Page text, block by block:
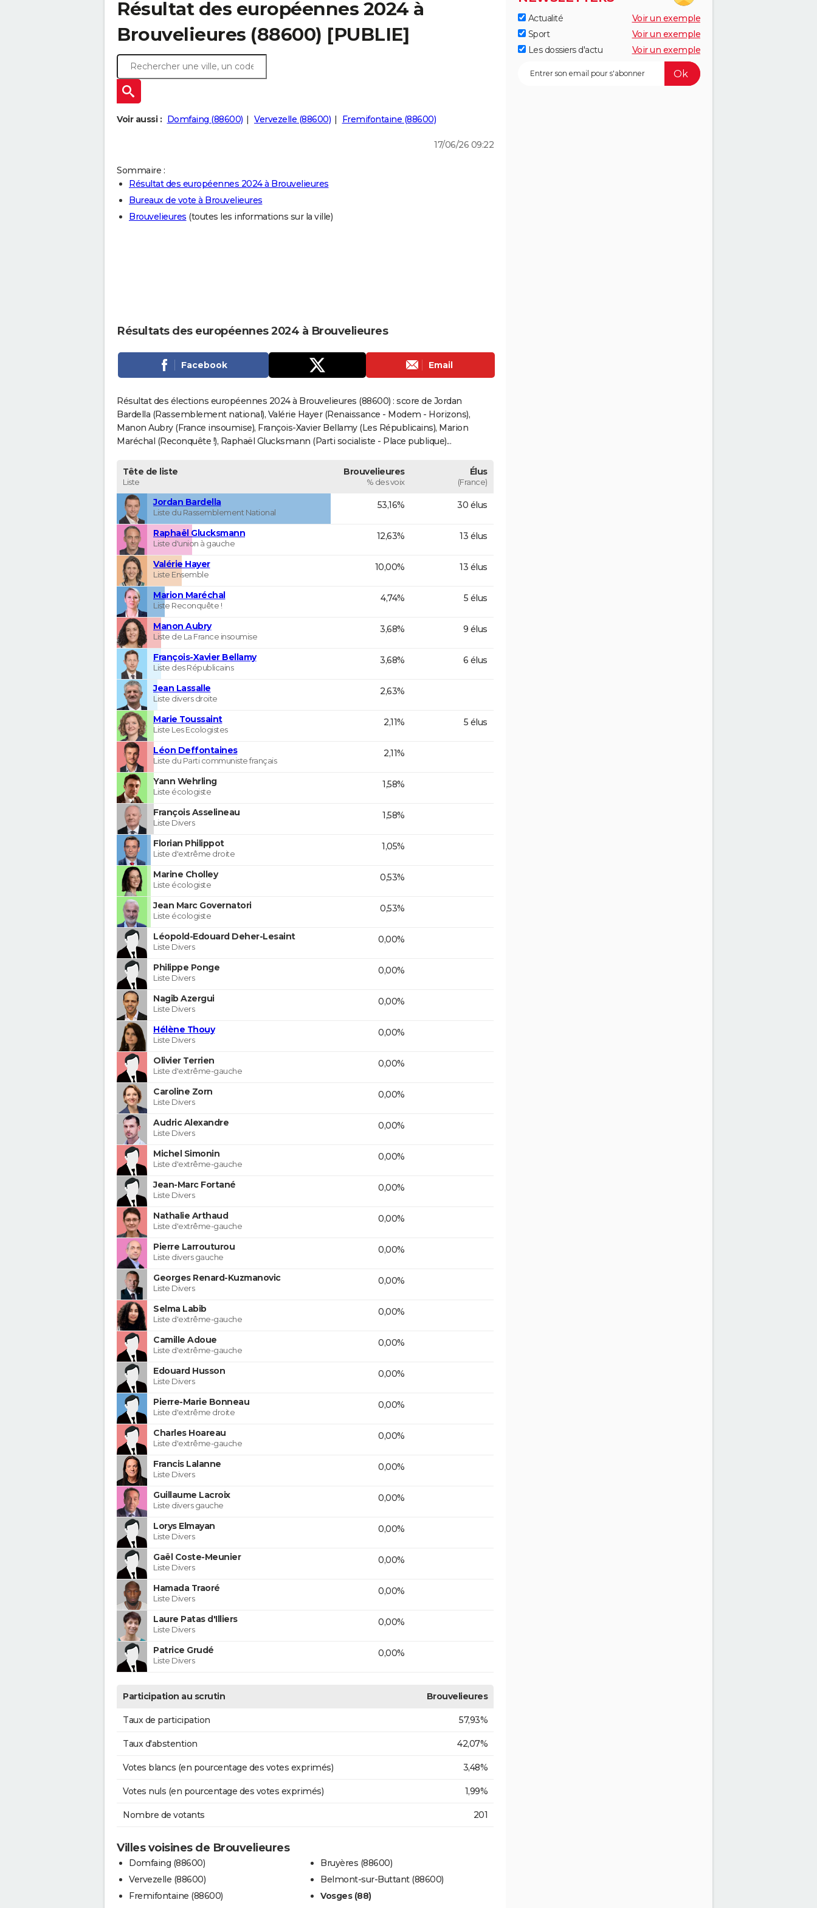
Résultat des européennes 2024 à
Brouvelieures (88600) [PUBLIE]
Voir aussi : Domfaing (88600) Vervezelle (88600) Fremifontaine (88600)
17/06/26 09:22
Sommaire :
Résultat des européennes 2024 à Brouvelieures
Bureaux de vote à Brouvelieures
Brouvelieures (toutes les informations sur la ville)
Résultats des européennes 2024 à Brouvelieures
Facebook Email
Résultat des élections européennes 2024 à Brouvelieures (88600) : score de Jordan
Bardella (Rassemblement national), Valérie Hayer (Renaissance - Modem - Horizons),
Manon Aubry (France insoumise), François-Xavier Bellamy (Les Républicains), Marion
Maréchal (Reconquête !), Raphaël Glucksmann (Parti socialiste - Place publique)...
Tête de liste
Liste
Brouvelieures
% des voix
Élus
(France)
Jordan Bardella
Liste du Rassemblement National
53,16% 30 élus
Raphaël Glucksmann
Liste d'union à gauche
12,63% 13 élus
Valérie Hayer
Liste Ensemble
10,00% 13 élus
Marion Maréchal
Liste Reconquête !
4,74% 5 élus
Manon Aubry
Liste de La France insoumise
3,68% 9 élus
François-Xavier Bellamy
Liste des Républicains
3,68% 6 élus
Jean Lassalle
Liste divers droite
2,63%
Marie Toussaint
Liste Les Ecologistes
2,11% 5 élus
Léon Deffontaines
Liste du Parti communiste français
2,11%
Yann Wehrling
Liste écologiste
1,58%
François Asselineau
Liste Divers
1,58%
Florian Philippot
Liste d'extrême droite
1,05%
Marine Cholley
Liste écologiste
0,53%
Jean Marc Governatori
Liste écologiste
0,53%
Léopold-Edouard Deher-Lesaint
Liste Divers
0,00%
Philippe Ponge
Liste Divers
0,00%
Nagib Azergui
Liste Divers
0,00%
Hélène Thouy
Liste Divers
0,00%
Olivier Terrien
Liste d'extrême-gauche
0,00%
Caroline Zorn
Liste Divers
0,00%
Audric Alexandre
Liste Divers
0,00%
Michel Simonin
Liste d'extrême-gauche
0,00%
Jean-Marc Fortané
Liste Divers
0,00%
Nathalie Arthaud
Liste d'extrême-gauche
0,00%
Pierre Larrouturou
Liste divers gauche
0,00%
Georges Renard-Kuzmanovic
Liste Divers
0,00%
Selma Labib
Liste d'extrême-gauche
0,00%
Camille Adoue
Liste d'extrême-gauche
0,00%
Edouard Husson
Liste Divers
0,00%
Pierre-Marie Bonneau
Liste d'extrême droite
0,00%
Charles Hoareau
Liste d'extrême-gauche
0,00%
Francis Lalanne
Liste Divers
0,00%
Guillaume Lacroix
Liste divers gauche
0,00%
Lorys Elmayan
Liste Divers
0,00%
Gaël Coste-Meunier
Liste Divers
0,00%
Hamada Traoré
Liste Divers
0,00%
Laure Patas d'Illiers
Liste Divers
0,00%
Patrice Grudé
Liste Divers
0,00%
Participation au scrutin Brouvelieures
Taux de participation 57,93%
Taux d'abstention 42,07%
Votes blancs (en pourcentage des votes exprimés) 3,48%
Votes nuls (en pourcentage des votes exprimés) 1,99%
Nombre de votants 201
Villes voisines de Brouvelieures
Domfaing (88600)
Vervezelle (88600)
Fremifontaine (88600)
Bruyères (88600)
Belmont-sur-Buttant (88600)
Vosges (88)
Actualité
Voir un exemple
Sport
Voir un exemple
Les dossiers d'actu
Voir un exemple